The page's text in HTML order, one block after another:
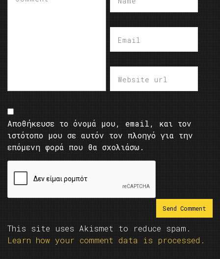
Αποθήκευσε το όνομά μου, email, και τον
ιστότοπο μου σε αυτόν τον πλοηγό για την
επόμενη φορά που θα σχολιάσω.
This site uses Akismet to reduce spam.
Learn how your comment data is processed.